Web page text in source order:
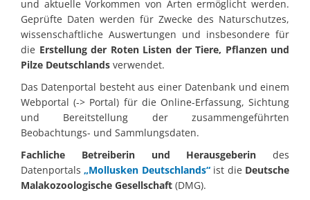
und aktuelle Vorkommen von Arten ermöglicht werden.
Geprüfte Daten werden für Zwecke des Naturschutzes,
wissenschaftliche Auswertungen und insbesondere für
die Erstellung der Roten Listen der Tiere, Pflanzen und
Pilze Deutschlands verwendet.
Das Datenportal besteht aus einer Datenbank und einem
Webportal (-> Portal) für die Online-Erfassung, Sichtung
und Bereitstellung der zusammengeführten
Beobachtungs- und Sammlungsdaten.
Fachliche Betreiberin und Herausgeberin des
Datenportals„Mollusken Deutschlands“ist die Deutsche
Malakozoologische Gesellschaft (DMG).